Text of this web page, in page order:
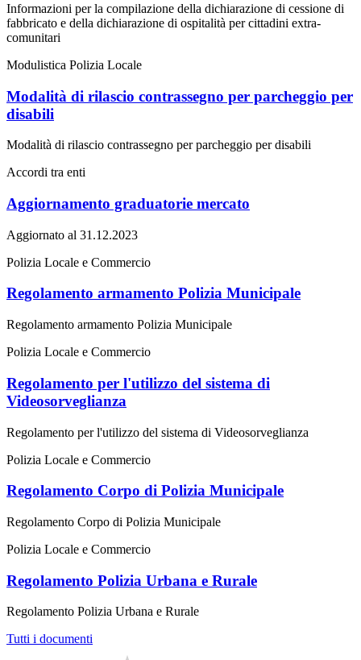
Informazioni per la compilazione della dichiarazione di cessione di
fabbricato e della dichiarazione di ospitalità per cittadini extra-
comunitari
Modulistica Polizia Locale
Modalità di rilascio contrassegno per parcheggio per
disabili
Modalità di rilascio contrassegno per parcheggio per disabili
Accordi tra enti
Aggiornamento graduatorie mercato
Aggiornato al 31.12.2023
Polizia Locale e Commercio
Regolamento armamento Polizia Municipale
Regolamento armamento Polizia Municipale
Polizia Locale e Commercio
Regolamento per l'utilizzo del sistema di
Videosorveglianza
Regolamento per l'utilizzo del sistema di Videosorveglianza
Polizia Locale e Commercio
Regolamento Corpo di Polizia Municipale
Regolamento Corpo di Polizia Municipale
Polizia Locale e Commercio
Regolamento Polizia Urbana e Rurale
Regolamento Polizia Urbana e Rurale
Tutti i documenti